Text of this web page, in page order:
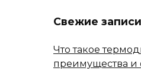
Свежие записи
Что такое
преимущества и